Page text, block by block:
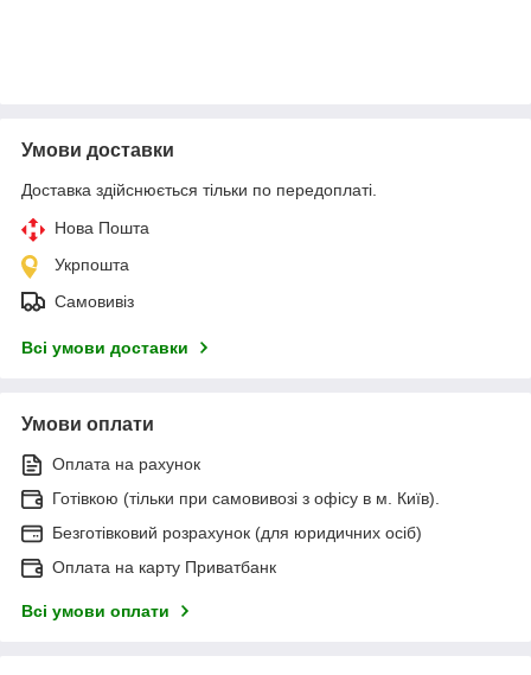
Умови доставки
Доставка здійснюється тільки по передоплаті.
Нова Пошта
Укрпошта
Самовивіз
Всі умови доставки
Умови оплати
Оплата на рахунок
Готівкою (тільки при самовивозі з офісу в м. Київ).
Безготівковий розрахунок (для юридичних осіб)
Оплата на карту Приватбанк
Всі умови оплати